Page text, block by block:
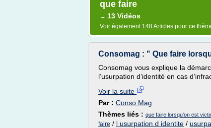
que faire
→ 13 Vidéos
Voir également 148 Articles pour ce
Consomag : " Que faire
Consomag vous explique la
l’usurpation d’identité en cas
Voir la suite
Par : Conso Mag
Thèmes liés : que faire lorsqu'on est
faire / l usurpation d identite /